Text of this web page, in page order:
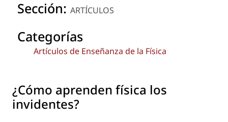
Sección: ARTÍCULOS
Categorías
Artículos de Enseñanza de la Física
¿Cómo aprenden física los
invidentes?